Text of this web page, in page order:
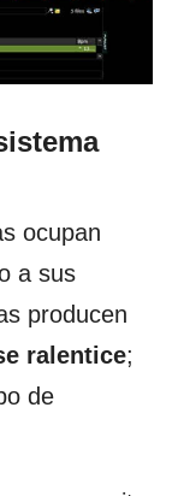
ocupan
a sus
producen
ralentice;
de